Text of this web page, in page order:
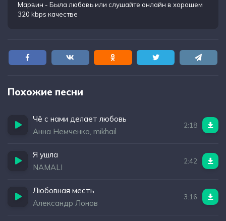
Ведь ты теперь как птица в высоте небес
Марвин - Была любовьили слушайте онлайн в хорошем
320 kbps качестве
Похожие песни
Чё с нами делает любовь
Анна Немченко, mikhail
2:18
Я ушла
NAMALI
2:42
Любовная месть
Александр Лонов
3:16